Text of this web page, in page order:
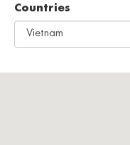
Countries